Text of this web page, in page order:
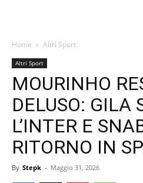
Home Altri Sport
Altri Sport
MOURINHO
DELUSO: GILA
L’INTER E
RITORNO IN
By Stepk - Maggio 31, 2026